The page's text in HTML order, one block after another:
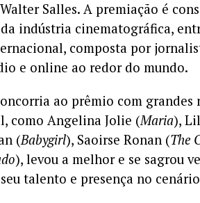
Salles. A premiação é
indústria cinematográfica,
composta por
e online ao redor do mundo.
ao prêmio com grandes
como Angelina Jolie (Maria),
(Babygirl), Saoirse Ronan (The
), levou a melhor e se sagrou
talento e presença no